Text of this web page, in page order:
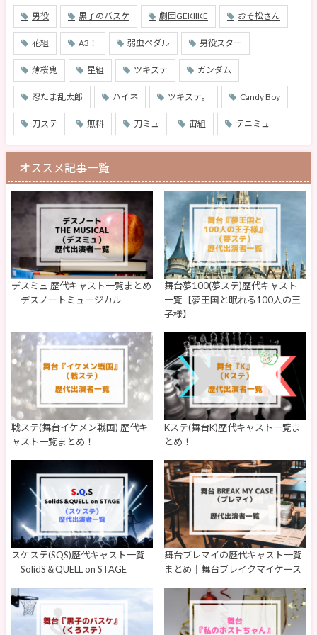
男役 黒子のバスケ 劇団GEKIIKE おそ松さん
花組 A3！ 弱虫ペダル 男役スター
薄桜鬼 星組 ツキステ ガンダム
忍たま乱太郎 ハイネ ツキステ。 Candy Boy
刀ステ 無料 刀ミュ 宙組 テニミュ
オススメ記事一覧
デスミュ 歴代キャスト一覧まとめ
｜デスノートミュージカル
舞台夢100(夢ステ)歴代キャスト
一覧【夢王国と眠れる100人の王
子様】
戦ステ(舞台イケメン戦国) 歴代キ
ャスト一覧まとめ！
Kステ(舞台K)歴代キャスト一覧ま
とめ！
スケステ(SQS)歴代キャスト一覧
｜SolidS＆QUELL on STAGE
舞台ブレマイの歴代キャスト一覧
まとめ｜舞台ブレイクマイケース